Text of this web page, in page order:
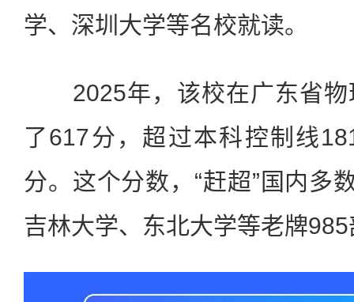
学、深圳大学等名校就读。
2025年，该校在广东省物
了617分，超过本科控制线
分。这个分数，“赶超”国内多
吉林大学、东北大学等老牌